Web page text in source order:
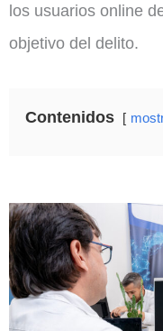
los usuarios online
objetivo del delito.
Contenidos